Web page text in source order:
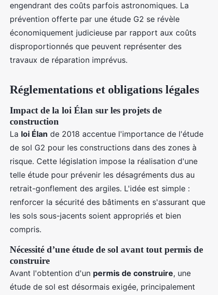
engendrant des coûts parfois astronomiques. La
prévention offerte par une étude G2 se révèle
économiquement judicieuse par rapport aux coûts
disproportionnés que peuvent représenter des
travaux de réparation imprévus.
Réglementations et obligations légales
Impact de la loi Élan sur les projets de
construction
La loi Élan de 2018 accentue l'importance de l'étude
de sol G2 pour les constructions dans des zones à
risque. Cette législation impose la réalisation d'une
telle étude pour prévenir les désagréments dus au
retrait-gonflement des argiles. L'idée est simple :
renforcer la sécurité des bâtiments en s'assurant que
les sols sous-jacents soient appropriés et bien
compris.
Nécessité d’une étude de sol avant tout permis de
construire
Avant l'obtention d'un permis de construire, une
étude de sol est désormais exigée, principalement